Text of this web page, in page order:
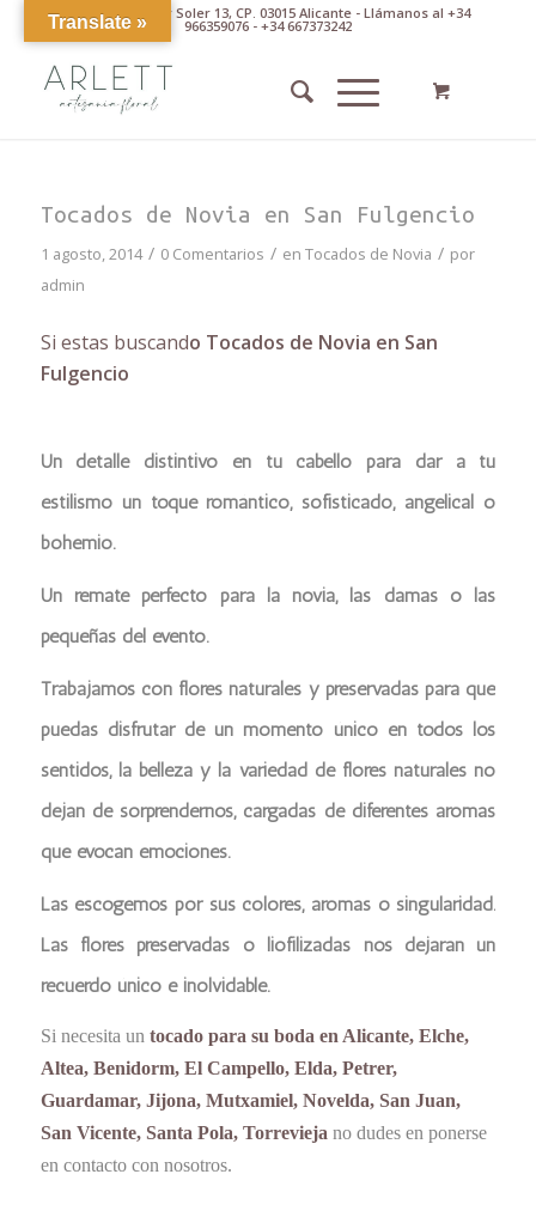
Av. Pintor Xavier Soler 13, CP. 03015 Alicante - Llámanos al +34
966359076 - +34 667373242
Tocados de Novia en San Fulgencio
1 agosto, 2014 / 0 Comentarios / en Tocados de Novia / por
admin
Si estas buscando Tocados de Novia en San
Fulgencio
Un detalle distintivo en tu cabello para dar a tu
estilismo un toque romántico, sofisticado, angelical o
bohemio.
Un remate perfecto para la novia, las damas o las
pequeñas del evento.
Trabajamos con flores naturales y preservadas para que
puedas disfrutar de un momento único en todos los
sentidos, la belleza y la variedad de flores naturales no
dejan de sorprendernos, cargadas de diferentes aromas
que evocan emociones.
Las escogemos por sus colores, aromas o singularidad.
Las flores preservadas o liofilizadas nos dejaran un
recuerdo único e inolvidable.
Si necesita un tocado para su boda en Alicante, Elche,
Altea, Benidorm, El Campello, Elda, Petrer,
Guardamar, Jijona, Mutxamiel, Novelda, San Juan,
San Vicente, Santa Pola, Torrevieja no dudes en ponerse
en contacto con nosotros.
Translate »